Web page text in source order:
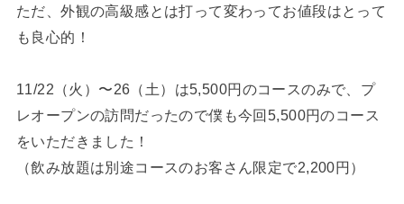
ただ、外観の高級感とは打って変わってお値段はとって
も良心的！
11/22（火）〜26（土）は5,500円のコースのみで、プ
レオープンの訪問だったので僕も今回5,500円のコース
をいただきました！
（飲み放題は別途コースのお客さん限定で2,200円）